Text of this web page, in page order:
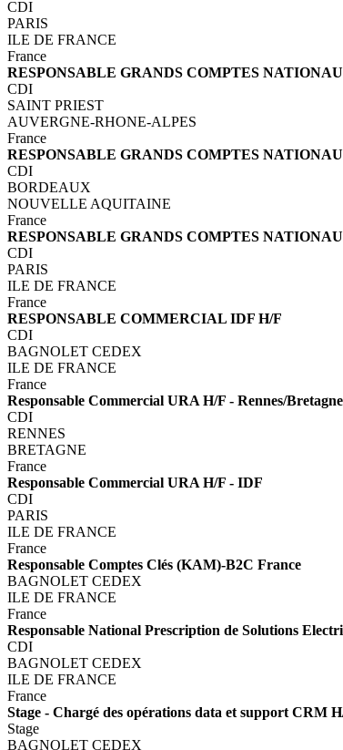
CDI
PARIS
ILE DE FRANCE
France
RESPONSABLE GRANDS COMPTES
CDI
SAINT PRIEST
AUVERGNE-RHONE-ALPES
France
RESPONSABLE GRANDS COMPTES
CDI
BORDEAUX
NOUVELLE AQUITAINE
France
RESPONSABLE GRANDS COMPTES
CDI
PARIS
ILE DE FRANCE
France
RESPONSABLE COMMERCIAL IDF H/F
CDI
BAGNOLET CEDEX
ILE DE FRANCE
France
Responsable Commercial URA H/F - Rennes/Bretagne
CDI
RENNES
BRETAGNE
France
Responsable Commercial URA H/F - IDF
CDI
PARIS
ILE DE FRANCE
France
Responsable Comptes Clés (KAM)-B2C France
BAGNOLET CEDEX
ILE DE FRANCE
France
Responsable National Prescription de Solutions
CDI
BAGNOLET CEDEX
ILE DE FRANCE
France
Stage - Chargé des opérations data et support CRM
Stage
BAGNOLET CEDEX